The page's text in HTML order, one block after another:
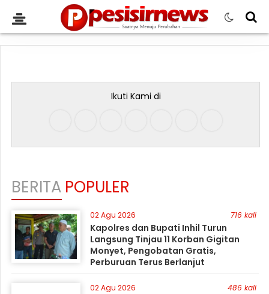
Ikuti Kami di
BERITA POPULER
02 Agu 2026 716 kali
Kapolres dan Bupati Inhil Turun
Langsung Tinjau 11 Korban Gigitan
Monyet, Pengobatan Gratis,
Perburuan Terus Berlanjut
02 Agu 2026 486 kali